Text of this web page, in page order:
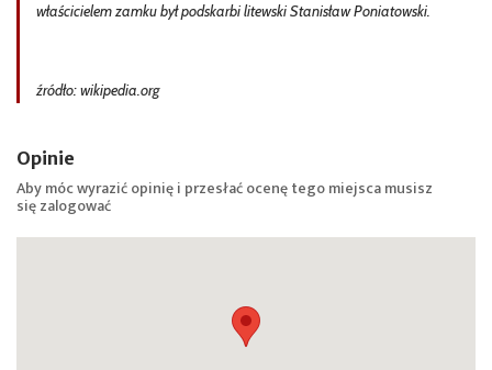
właścicielem zamku był podskarbi litewski Stanisław Poniatowski.
źródło: wikipedia.org
Opinie
Aby móc wyrazić opinię i przesłać ocenę tego miejsca musisz
sięzalogować